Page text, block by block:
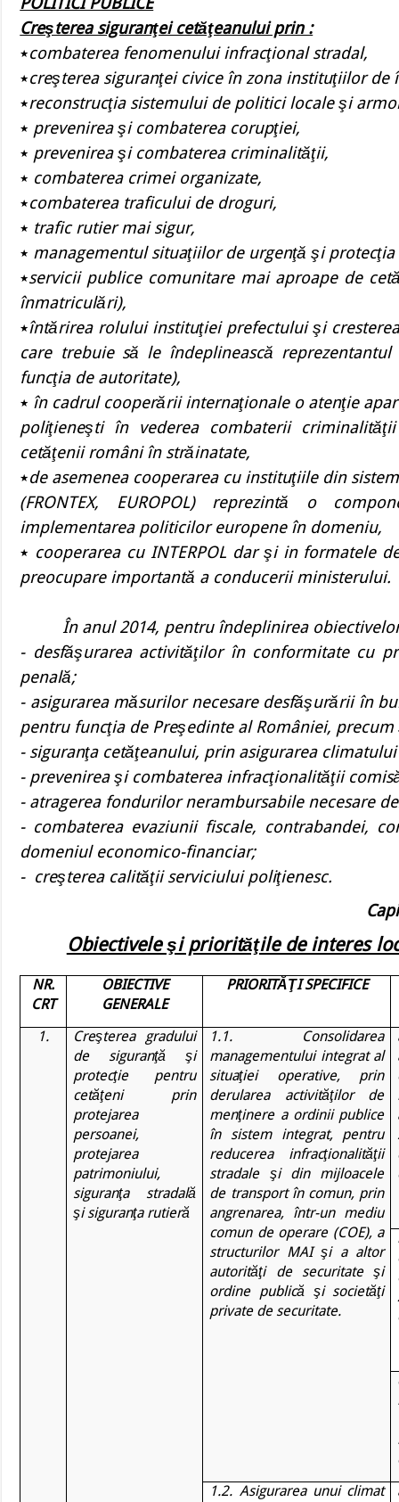
Creşterea siguranţei cetăţeanului prin :
٭combaterea fenomenului infracţional stradal,
٭creşterea siguranţei civice în zona instituţiilor
٭reconstrucţia sistemului de politici locale şi
٭ prevenirea şi combaterea corupţiei,
٭ prevenirea şi combaterea criminalităţii,
٭ combaterea crimei organizate,
٭combaterea traficului de droguri,
٭ trafic rutier mai sigur,
٭ managementul situaţiilor de urgenţă şi
٭servicii publice comunitare mai aproape de
înmatriculări),
٭întărirea rolului instituţiei prefectului şi
care trebuie să le îndeplinească
funcţia de autoritate),
٭ în cadrul cooperării internaţionale o atenţie
poliţieneşti în vederea combaterii
cetăţenii români în străinatate,
٭de asemenea cooperarea cu instituţiile din
(FRONTEX, EUROPOL) reprezintă o
implementarea politicilor europene în domeniu,
٭ cooperarea cu INTERPOL dar şi in formatele
preocupare importantă a conducerii ministerului.
În anul 2014, pentru îndeplinirea
- desfăşurarea activităţilor în conformitate cu
penală;
- asigurarea măsurilor necesare desfăşurării în
pentru funcţia de Preşedinte al României,
- siguranţa cetăţeanului, prin asigurarea
- prevenirea şi combaterea infracţionalităţii
- atragerea fondurilor nerambursabile necesare
- combaterea evaziunii fiscale, contrabandei,
domeniul economico-financiar;
- creşterea calităţii serviciului poliţienesc.
Obiectivele şi priorităţile de interes
NR.
CRT
OBIECTIVE
GENERALE
PRIORITĂŢI SPECIFICE
1.
Creşterea gradului
de siguranţă şi
protecţie pentru
cetăţeni prin
protejarea
persoanei,
protejarea
patrimoniului,
siguranţa stradală
şi siguranţa rutieră
1.1. Consolidarea
managementului integrat al
situaţiei operative, prin
derularea activităţilor de
menţinere a ordinii publice
în sistem integrat, pentru
reducerea infracţionalităţii
stradale şi din mijloacele
de transport în comun, prin
angrenarea, într-un mediu
comun de operare (COE), a
structurilor MAI şi a altor
autorităţi de securitate şi
ordine publică şi societăţi
private de securitate.
1.2. Asigurarea unui climat